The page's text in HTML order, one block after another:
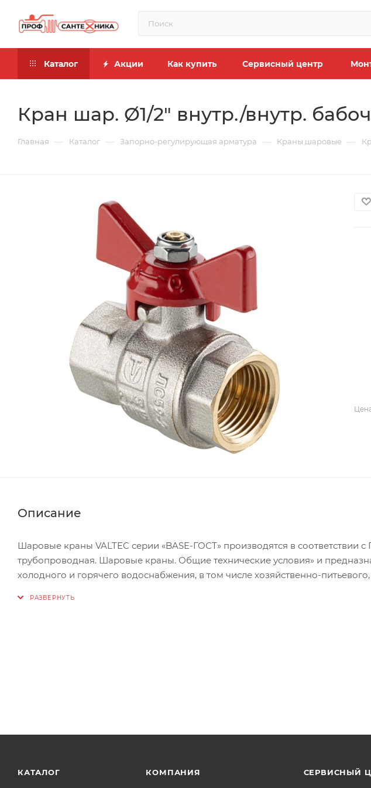
Каталог Акции Как купить Сервисный центр
Кран шар. Ø1/2" внутр./внутр.
Главная — Каталог — Запорно-регулирующая арматура — Краны шаровые —
Описание
Шаровые краны VALTEC серии «BASE-ГОСТ» производятся в соответствии с
трубопроводная. Шаровые краны. Общие технические условия» и
холодного и горячего водоснабжения, в том числе хозяйственно-
Шаровые краны VALTEC серии «BASE-ГОСТ» не должны испытывать
КАТАЛОГ КОМПАНИЯ СЕРВИСНЫЙ